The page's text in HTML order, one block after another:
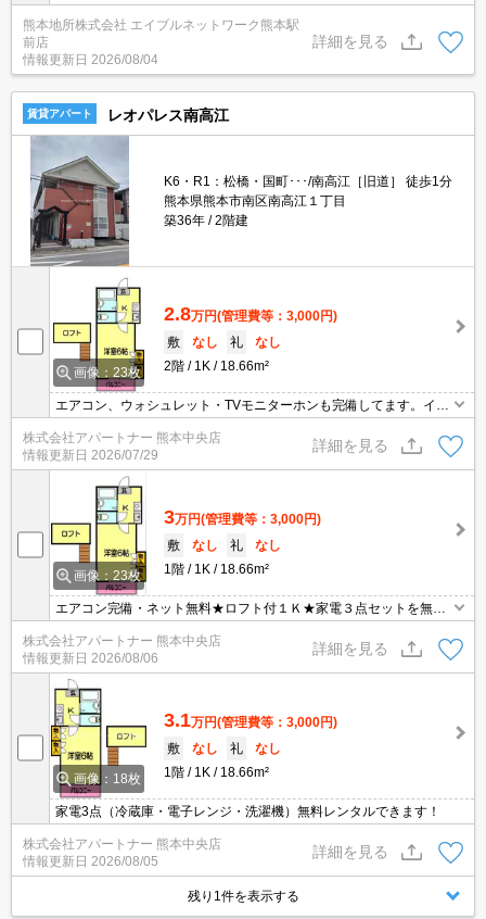
にも安心して住んで頂けます(^O^)／ウォークインクローゼット付き
なので荷物の収納に困りません♪♪ネットはもちろん無料☆その他人
熊本地所株式会社 エイブルネットワーク熊本駅
前店
情報更新日 2026/08/04
詳細を見る
賃貸アパート レオパレス南高江
K6・R1：松橋・国町･･･/南高江［旧道］ 徒歩1分
熊本県熊本市南区南高江１丁目
築36年
2階建
画像：23枚
2.8万円(管理費等：3,000円)
敷
なし 礼
なし
2階
1K 18.66m²
エアコン、ウォシュレット・TVモニターホンも完備してます。イン
ターネット無料です
株式会社アパートナー 熊本中央店
情報更新日 2026/07/29
詳細を見る
画像：23枚
3万円(管理費等：3,000円)
敷
なし 礼
なし
1階
1K 18.66m²
エアコン完備・ネット無料★ロフト付１Ｋ★家電３点セットを無料
で付けれます。（電子
株式会社アパートナー 熊本中央店
情報更新日 2026/08/06
詳細を見る
画像：18枚
3.1万円(管理費等：3,000円)
敷
なし 礼
なし
1階
1K 18.66m²
家電3点（冷蔵庫・電子レンジ・洗濯機）無料レンタルできます！
株式会社アパートナー 熊本中央店
情報更新日 2026/08/05
詳細を見る
残り1件を表示する